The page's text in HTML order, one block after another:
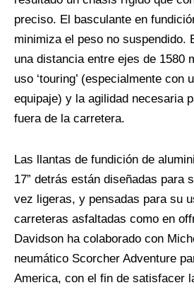
preciso. El basculante en
minimiza el peso no suspendido.
una distancia entre ejes de 1580
uso ‘touring’ (especialmente con
equipaje) y la agilidad necesaria
fuera de la carretera.
Las llantas de fundición de
17” detrás están diseñadas para
vez ligeras, y pensadas para su
carreteras asfaltadas como en
Davidson ha colaborado con
neumático Scorcher Adventure
America, con el fin de satisfacer